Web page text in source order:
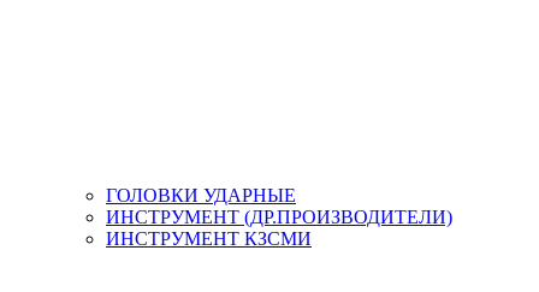
ГОЛОВКИ УДАРНЫЕ
ИНСТРУМЕНТ (ДР.ПРОИЗВОДИТЕЛИ)
ИНСТРУМЕНТ КЗСМИ